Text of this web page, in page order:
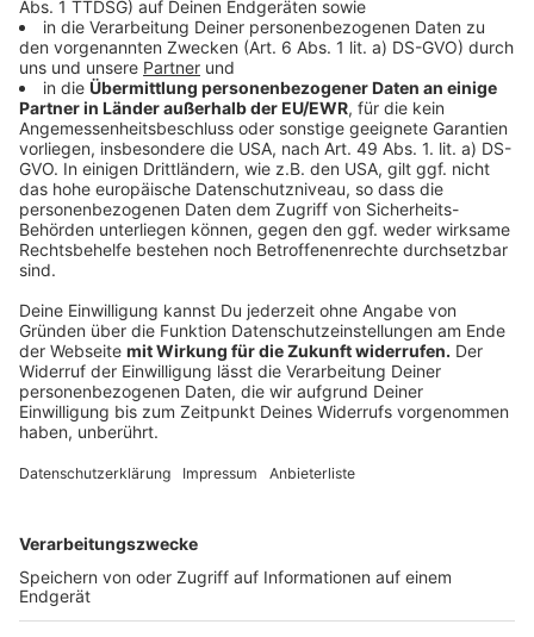
Passkeys auch verloren gehen.
Passwortmanager-Apps oder auch die sogenannten
Einmal-Code-Zugänge können zumindest bei Apple
oder Google-Smartphones verhindern, dass bei einem
Diebstahl alle Daten sicher weg sind beziehungsweise
den Zugang zu den Passkeys ermöglichen.
Anzeige
Tipps und Tricks von Experten
Anzeige
Die Kollegen vom "c't"-Magazin haben sich mit diesem
Thema ebenfalls befasst. Falls ihr die Meinung von
Experten einholen wollt:Hiergelangt ihr zu einem der
Autor: Joachim Schultheis
Anzeige